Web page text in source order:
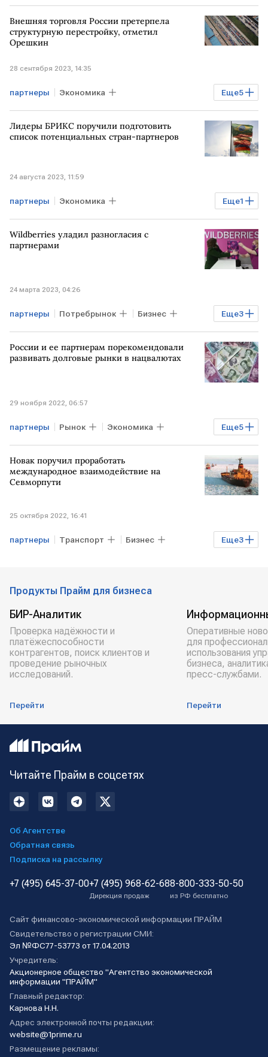
Мировая экономика УКРАИНА
Минфин ЗАПАД
Внешняя торговля России претерпела
структурную перестройку, отметил
Орешкин
28 сентября 2023, 14:35
Еще5
партнеры Экономика
Мировая экономика В мире
РОССИЯ Максим Орешкин
Лидеры БРИКС поручили подготовить
список потенциальных стран-партнеров
24 августа 2023, 11:59
Еще1
партнеры Экономика
расширение БРИКС
Wildberries уладил разногласия с
партнерами
24 марта 2023, 04:26
Еще3
партнеры Потребрынок Бизнес
Экономика Wildberries
Разногласия
России и ее партнерам порекомендовали
развивать долговые рынки в нацвалютах
29 ноября 2022, 06:57
Еще5
партнеры Рынок Экономика
Мировая экономика АКРА
долговой рынок развитие
Новак поручил проработать
международное взаимодействие на
Севморпути
25 октября 2022, 16:41
Еще3
партнеры Транспорт Бизнес
Продукты Прайм для бизнеса
БИР-Аналитик
Проверка надёжности и
платёжеспособности
контрагентов, поиск клиентов и
проведение рыночных
исследований.
Перейти
Оперативные
для
использования
бизнеса,
пресс-службами.
Перейти
Читайте Прайм в соцсетях
Об Агентстве
Обратная связь
Подписка на рассылку
+7 (495) 645-37-00+7 (495) 968-62-68
Дирекция продаж
8-800-333-50-50
из РФ бесплатно
Сайт финансово-экономической информации ПРАЙМ
Свидетельство о регистрации СМИ:
Эл №ФС77-53773 от 17.04.2013
Учредитель:
Акционерное общество "Агентство экономической
информации "ПРАЙМ"
Главный редактор:
Карнова Н.Н.
Адрес электронной почты редакции:
website@1prime.ru
Размещение рекламы: